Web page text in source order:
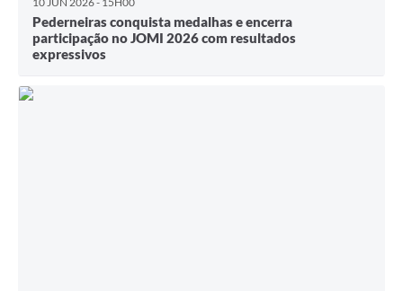
Pederneiras conquista medalhas e encerra
participação no JOMI 2026 com resultados
expressivos